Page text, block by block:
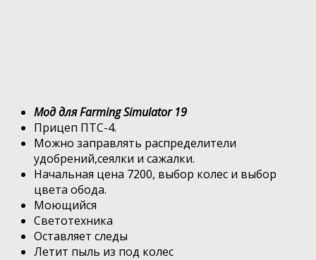
Мод для Farming Simulator 19
Прицеп ПТС-4.
Можно заправлять распределители
удобрений,сеялки и сажалки.
Начальная цена 7200, выбор колес и выбор
цвета обода.
Моющийся
Светотехника
Оставляет следы
Летит пыль из под колес